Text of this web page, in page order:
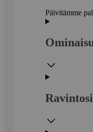
Päivitämme